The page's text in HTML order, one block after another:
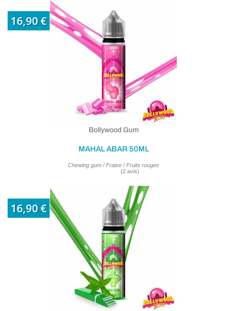
16,90 €
Bollywood Gum
MAHAL ABAR 50ML
Chewing gum / Fraise / Fruits rouges
16,90 €